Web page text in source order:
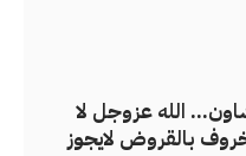
الله عزوجل لا
بالقروض لايجوز